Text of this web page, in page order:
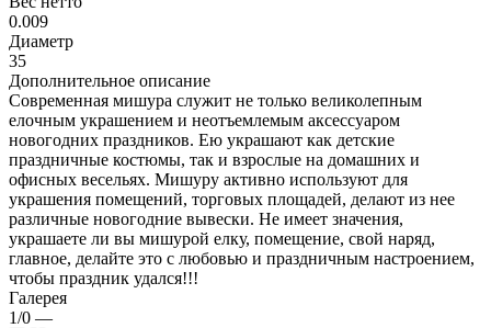
0.009
Диаметр
35
Дополнительное описание
Современная мишура служит не только великолепным
елочным украшением и неотъемлемым аксессуаром
новогодних праздников. Ею украшают как детские
праздничные костюмы, так и взрослые на домашних и
офисных весельях. Мишуру активно используют для
украшения помещений, торговых площадей, делают из нее
различные новогодние вывески. Не имеет значения,
украшаете ли вы мишурой елку, помещение, свой наряд,
главное, делайте это с любовью и праздничным настроением,
чтобы праздник удался!!!
Галерея
1/0 —